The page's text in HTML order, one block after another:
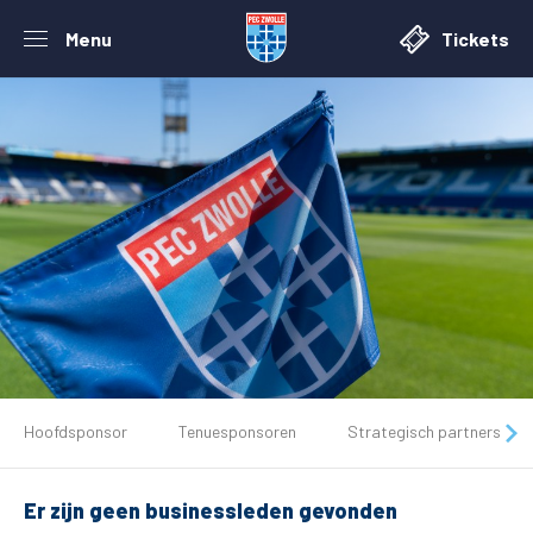
Menu Tickets
Tickets
Matchdays
Hoofdsponsor Tenuesponsoren Strategisch partners
Er zijn geen businessleden gevonden